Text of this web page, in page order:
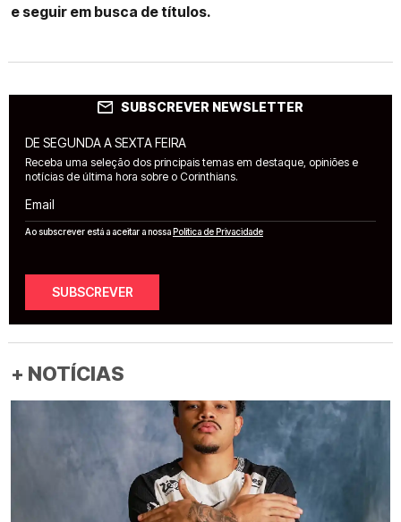
e seguir em busca de títulos.
SUBSCREVER NEWSLETTER
DE SEGUNDA A SEXTA FEIRA
Receba uma seleção dos principais temas em destaque, opiniões e
notícias de última hora sobre o Corinthians.
Email
Ao subscrever está a aceitar a nossaPolítica de Privacidade
SUBSCREVER
+ NOTÍCIAS